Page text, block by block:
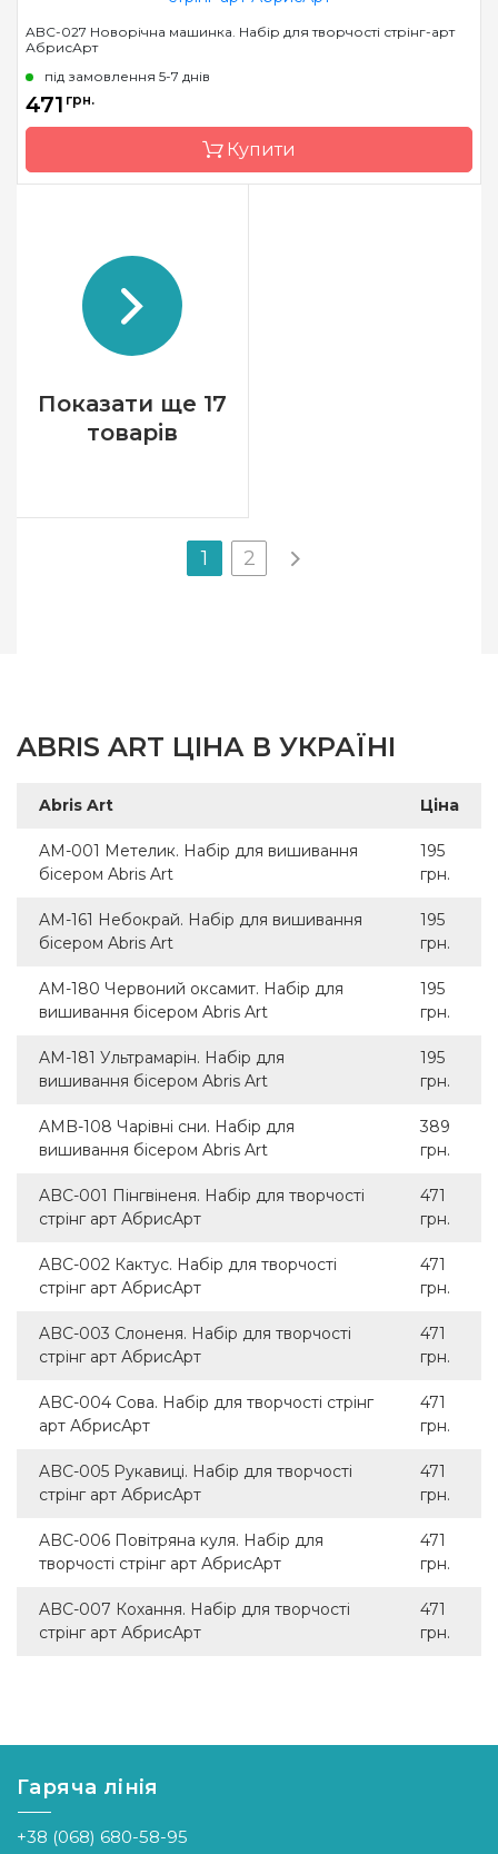
Країна виробник
Розмір
ABC-027 Новорічна машинка. Набір для творчості стрінг-арт
АбрисАрт
під замовлення 5-7 днів
471 грн.
Купити
Країна виробник
Розмір
Показати ще 17
товарів
1 2
ABRIS ART ЦІНА В УКРАЇНІ
Abris Art Ціна
AM-001 Метелик. Набір для вишивання
бісером Abris Art
195
грн.
AM-161 Небокрай. Набір для вишивання
бісером Abris Art
195
грн.
AM-180 Червоний оксамит. Набір для
вишивання бісером Abris Art
195
грн.
AM-181 Ультрамарін. Набір для
вишивання бісером Abris Art
195
грн.
AMB-108 Чарівні сни. Набір для
вишивання бісером Abris Art
389
грн.
ABC-001 Пінгвіненя. Набір для творчості
стрінг арт АбрисАрт
471
грн.
ABC-002 Кактус. Набір для творчості
стрінг арт АбрисАрт
471
грн.
ABC-003 Слоненя. Набір для творчості
стрінг арт АбрисАрт
471
грн.
ABC-004 Сова. Набір для творчості стрінг
арт АбрисАрт
471
грн.
ABC-005 Рукавиці. Набір для творчості
стрінг арт АбрисАрт
471
грн.
ABC-006 Повітряна куля. Набір для
творчості стрінг арт АбрисАрт
471
грн.
ABC-007 Кохання. Набір для творчості
стрінг арт АбрисАрт
471
грн.
Гаряча лінія
+38 (068) 680-58-95